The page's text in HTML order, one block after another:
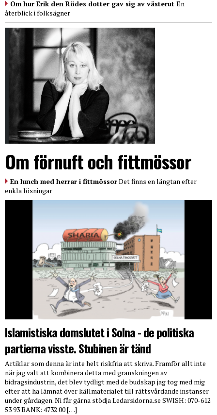
Om hur Erik den Rödes dotter gav sig av västerut En
återblick i folksägner
Om förnuft och fittmössor
En lunch med herrar i fittmössorDet finns en längtan efter
enkla lösningar
Islamistiska domslutet i Solna - de politiska
partierna visste. Stubinen är tänd
Artiklar som denna är inte helt riskfria att skriva. Framför allt inte
när jag valt att kombinera detta med granskningen av
bidragsindustrin, det blev tydligt med de budskap jag tog med mig
efter att ha lämnat över källmaterialet till rättsvårdande instanser
under gårdagen. Ni får gärna stödja Ledarsidorna.se SWISH: 070-612
53 93 BANK: 4732 00 […]